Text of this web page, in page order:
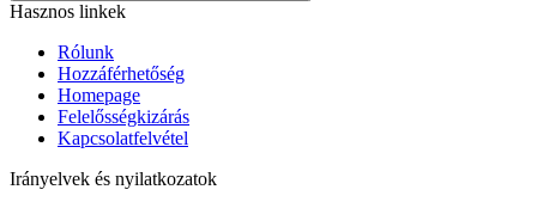
Hasznos linkek
Rólunk
Hozzáférhetőség
Homepage
Felelősségkizárás
Kapcsolatfelvétel
Irányelvek és nyilatkozatok